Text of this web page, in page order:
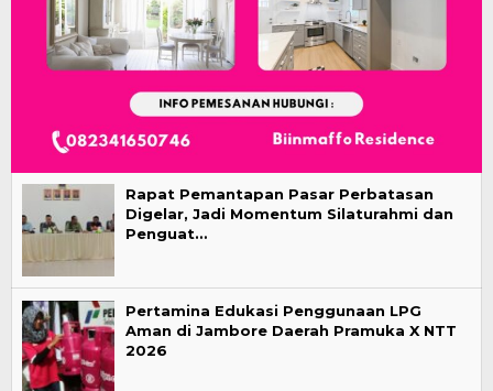
Rapat Pemantapan Pasar Perbatasan
Digelar, Jadi Momentum Silaturahmi dan
Penguat…
Pertamina Edukasi Penggunaan LPG
Aman di Jambore Daerah Pramuka X NTT
2026